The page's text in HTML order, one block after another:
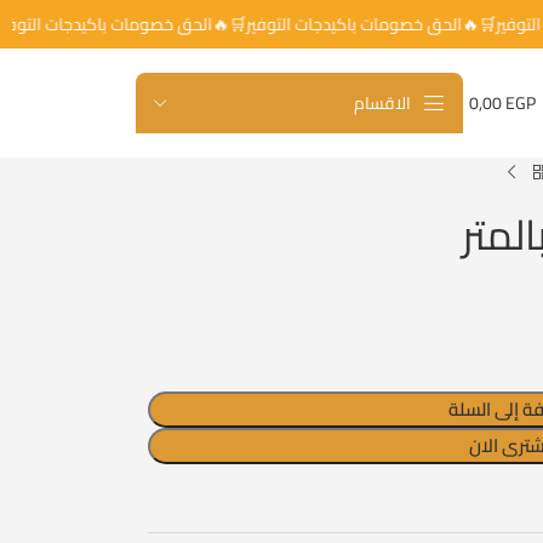
التوفير🛒🔥الحق خصومات باكيدجات التوفير🛒🔥الحق خصومات باكيدجات
0,00EGP الاقسام
إلى السلة
الان